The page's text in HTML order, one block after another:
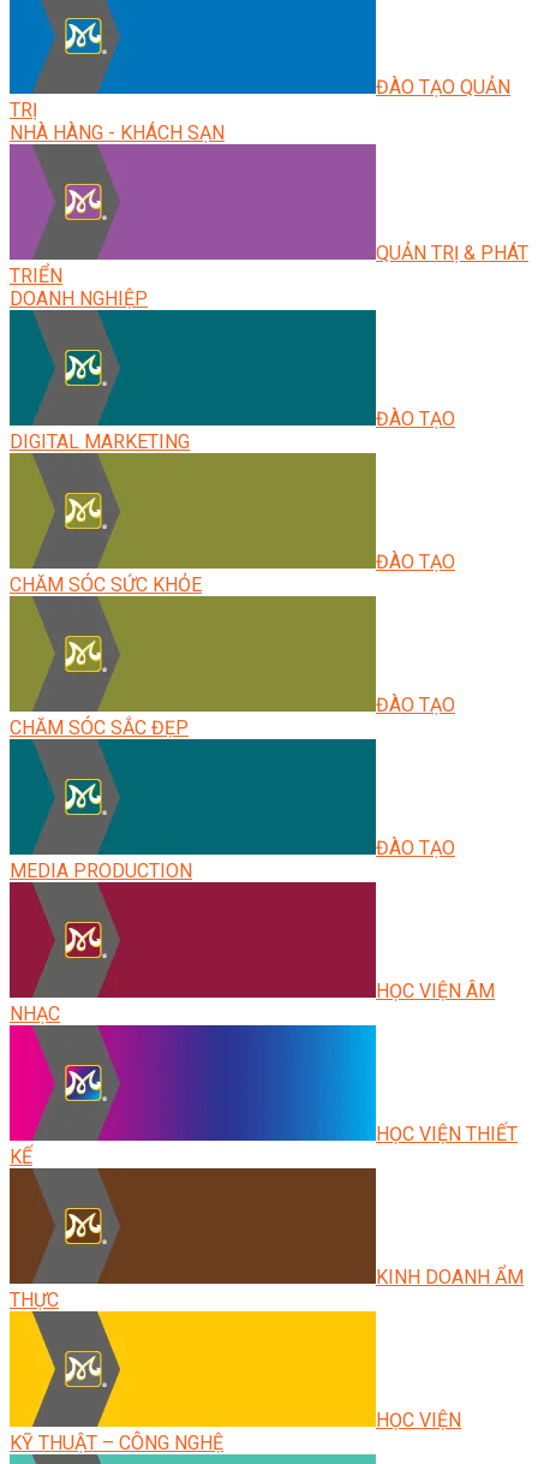
ĐÀO TẠO QUẢN
TRỊ
NHÀ HÀNG - KHÁCH SẠN
QUẢN TRỊ & PHÁT
TRIỂN
DOANH NGHIỆP
ĐÀO TẠO
DIGITAL MARKETING
ĐÀO TẠO
CHĂM SÓC SỨC KHỎE
ĐÀO TẠO
CHĂM SÓC SẮC ĐẸP
ĐÀO TẠO
MEDIA PRODUCTION
HỌC VIỆN ÂM
NHẠC
HỌC VIỆN THIẾT
KẾ
KINH DOANH ẨM
THỰC
HỌC VIỆN
KỸ THUẬT – CÔNG NGHỆ